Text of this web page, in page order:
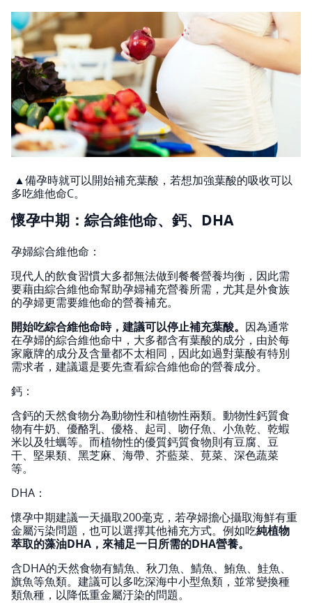
▲備孕時就可以開始補充葉酸，若想加強葉酸的吸收可以
多吃維他命C。
懷孕中期：綜合維他命、鈣、DHA
孕婦綜合維他命：
現代人的飲食習慣大多都無法做到餐餐營養均衡，因此需
要藉由綜合維他命幫助孕婦補充營養所需，尤其是外食族
的孕婦更需要維他命的營養補充。
開始吃綜合維他命時，建議可以停止補充葉酸。 因為通常
在孕婦的綜合維他命中，大多都含有葉酸的成分，由於每
家廠牌的成分及含量都不太相同，因此如過對葉酸有特別
需求者，建議還是要先查看綜合維他命的營養成分。
鈣：
含鈣的天然食物分為動物性和植物性兩類。動物性鈣質食
物有牛奶、優酪乳、優格、起司、吻仔魚、小魚乾、乾蝦
米以及牡蠣等。而植物性的優質鈣質食物則有豆腐、豆
干、堅果類、黑芝麻、海帶、芥藍菜、莧菜、深色蔬菜
等。
DHA：
懷孕中期建議一天攝取200毫克，若孕婦擔心攝取海鮮有重
金屬污染問題，也可以選擇其他補充方式。例如吃純植物
萃取的藻油DHA，來補足一日所需的DHA營養。
含DHA的天然食物有鯖魚、秋刀魚、鯖魚、鮪魚、鮭魚、
旗魚等魚類。建議可以多吃深海中小型魚類，並常變換種
類魚種，以降低重金屬汙染的問題。